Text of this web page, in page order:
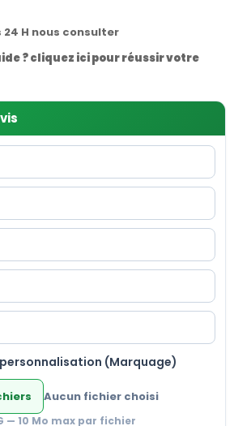
H nous consulter
? cliquez ici pour réussir votre
(Marquage)
Aucun fichier choisi
— 10 Mo max par fichier